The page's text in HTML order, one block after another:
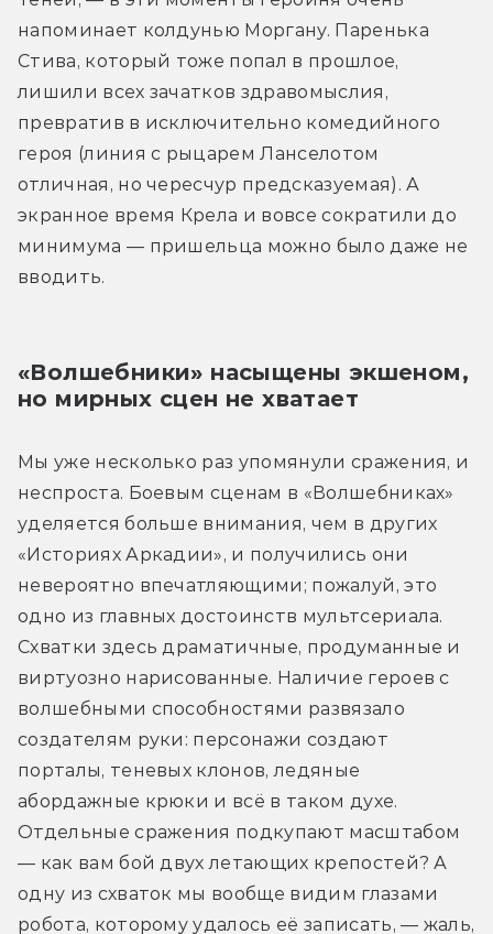
напоминает колдунью Моргану. Паренька
Стива, который тоже попал в прошлое,
лишили всех зачатков здравомыслия,
превратив в исключительно комедийного
героя (линия с рыцарем Ланселотом
отличная, но чересчур предсказуемая). А
экранное время Крела и вовсе сократили до
минимума — пришельца можно было даже не
вводить.
«Волшебники» насыщены экшеном,
но мирных сцен не хватает
Мы уже несколько раз упомянули сражения, и
неспроста. Боевым сценам в «Волшебниках»
уделяется больше внимания, чем в других
«Историях Аркадии», и получились они
невероятно впечатляющими; пожалуй, это
одно из главных достоинств мультсериала.
Схватки здесь драматичные, продуманные и
виртуозно нарисованные. Наличие героев с
волшебными способностями развязало
создателям руки: персонажи создают
порталы, теневых клонов, ледяные
абордажные крюки и всё в таком духе.
Отдельные сражения подкупают масштабом
— как вам бой двух летающих крепостей? А
одну из схваток мы вообще видим глазами
робота, которому удалось её записать, — жаль,